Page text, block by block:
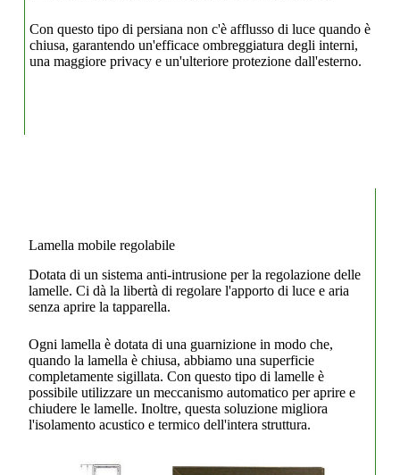
Con questo tipo di persiana non c'è afflusso di luce quando è
chiusa, garantendo un'efficace ombreggiatura degli interni,
una maggiore privacy e un'ulteriore protezione dall'esterno.
Lamella mobile regolabile
Dotata di un sistema anti-intrusione per la regolazione delle
lamelle. Ci dà la libertà di regolare l'apporto di luce e aria
senza aprire la tapparella.
Ogni lamella è dotata di una guarnizione in modo che,
quando la lamella è chiusa, abbiamo una superficie
completamente sigillata. Con questo tipo di lamelle è
possibile utilizzare un meccanismo automatico per aprire e
chiudere le lamelle. Inoltre, questa soluzione migliora
l'isolamento acustico e termico dell'intera struttura.